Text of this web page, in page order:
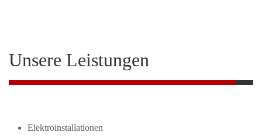
Unsere Leistungen
Elektroinstallationen